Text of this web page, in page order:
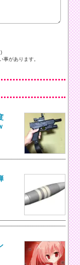
事があります。